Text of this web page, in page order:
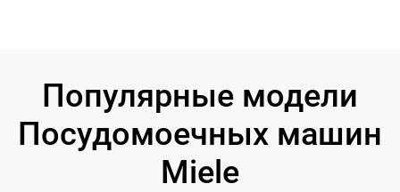
Популярные модели
Посудомоечных машин
Miele